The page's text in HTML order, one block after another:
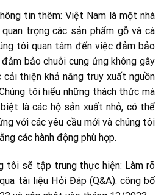
tin thêm: Việt Nam là một nhà
trọng các sản phẩm gỗ và cà
tôi quan tâm đến việc đảm bảo
bảo chuỗi cung ứng không gây
cải thiện khả năng truy xuất nguồn
tôi hiểu những thách thức mà
là các hộ sản xuất nhỏ, có thể
với các yêu cầu mới và chúng tôi
các hành động phù hợp.
tôi sẽ tập trung thực hiện: Làm rõ
tài liệu Hỏi Đáp (Q&A): công bố